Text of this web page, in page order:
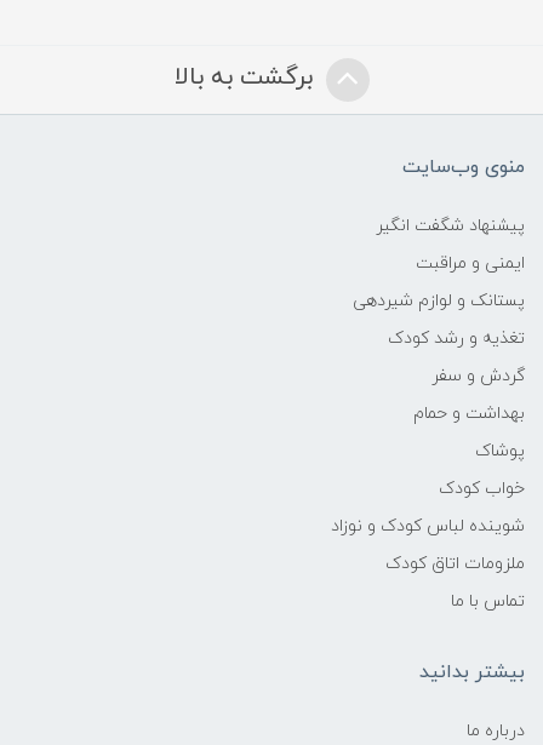
برگشت به بالا
منوی وب‌سایت
پیشنهاد شگفت انگیر
ایمنی و مراقبت
پستانک و لوازم شیردهی
تغذیه و رشد کودک
گردش و سفر
بهداشت و حمام
پوشاک
خواب کودک
شوینده لباس کودک و نوزاد
ملزومات اتاق کودک
تماس با ما
بیشتر بدانید
درباره ما